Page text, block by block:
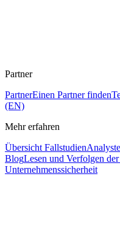
Partner
PartnerEinen Partner finden
(EN)
Mehr erfahren
Übersicht Fallstudien
BlogLesen und Verfolgen
Unternehmenssicherheit